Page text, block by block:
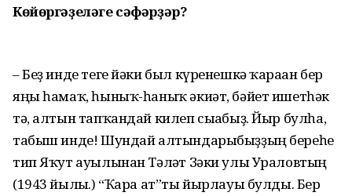
Көйөргәҙеләге сәфәрҙәр?
– Беҙ инде теге йәки был күренешкә ҡараған бер
яңы һамаҡ, һыныҡ-һаныҡ әкиәт, бәйет ишетһәк
тә, алтын тапҡандай килеп сығабыҙ. Йыр булһа,
табыш инде! Шундай алтындарыбыҙҙың береһе
тип Яҡут ауылынан Тәлғәт Зәки улы Ураловтың
(1943 йылғы.) “Ҡара ат”ты йырлауы булды. Бер